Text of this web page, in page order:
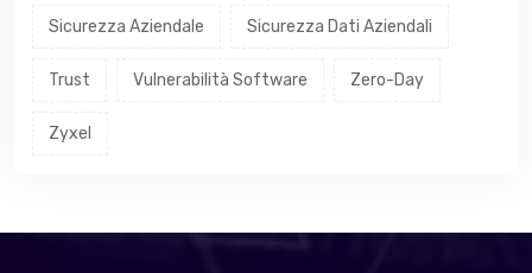
Sicurezza Aziendale Sicurezza Dati Aziendali
Trust Vulnerabilità Software Zero-Day
Zyxel